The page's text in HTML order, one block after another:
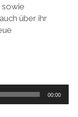
sowie
über ihr
00:00